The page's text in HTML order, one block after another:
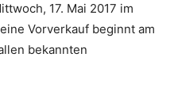
17. Mai 2017 im
Vorverkauf beginnt am
bekannten